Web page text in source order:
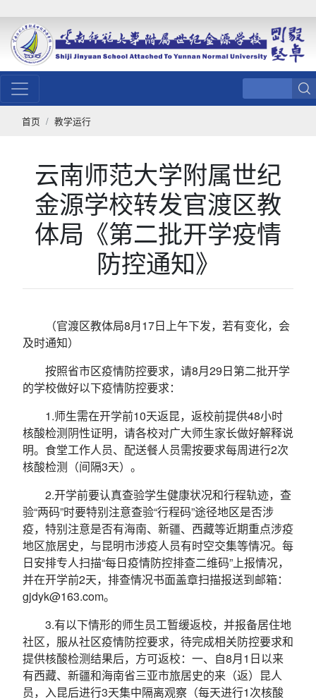
首页 教学运行
云南师范大学附属世纪
金源学校转发官渡区教
体局《第二批开学疫情
防控通知》
（官渡区教体局8月17日上午下发，若有变化，会
及时通知）
按照省市区疫情防控要求，请8月29日第二批开学
的学校做好以下疫情防控要求：
1.师生需在开学前10天返昆，返校前提供48小时
核酸检测阴性证明，请各校对广大师生家长做好解释说
明。食堂工作人员、配送餐人员需按要求每周进行2次
核酸检测（间隔3天）。
2.开学前要认真查验学生健康状况和行程轨迹，查
验“两码”时要特别注意查验“行程码”途径地区是否涉
疫，特别注意是否有海南、新疆、西藏等近期重点涉疫
地区旅居史，与昆明市涉疫人员有时空交集等情况。每
日安排专人扫描“每日疫情防控排查二维码”上报情况，
并在开学前2天，排查情况书面盖章扫描报送到邮箱：
gjdyk@163.com。
3.有以下情形的师生员工暂缓返校，并报备居住地
社区，服从社区疫情防控要求，待完成相关防控要求和
提供核酸检测结果后，方可返校：一、自8月1日以来
有西藏、新疆和海南省三亚市旅居史的来（返）昆人
员，入昆后进行3天集中隔离观察（每天进行1次核酸